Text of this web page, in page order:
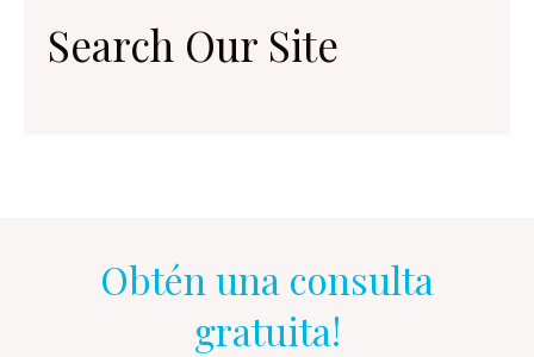
Search Our Site
Obtén una consulta
gratuita!